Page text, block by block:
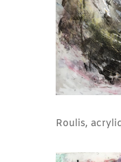
Roulis,